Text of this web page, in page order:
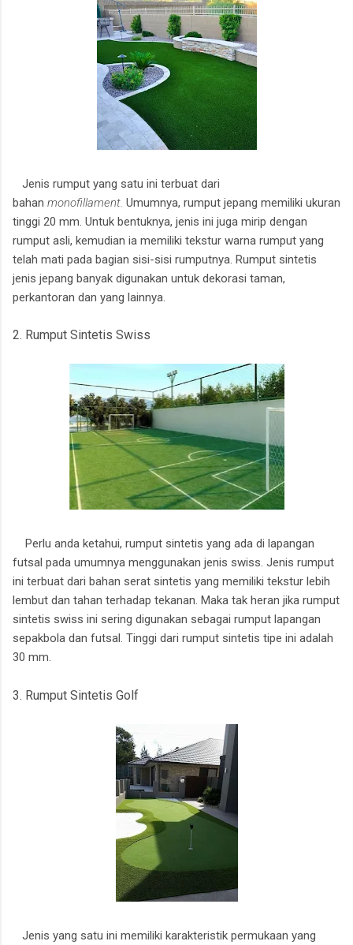
Jenis rumput yang satu ini terbuat dari
bahan monofillament. Umumnya, rumput jepang memiliki ukuran
tinggi 20 mm. Untuk bentuknya, jenis ini juga mirip dengan
rumput asli, kemudian ia memiliki tekstur warna rumput yang
telah mati pada bagian sisi-sisi rumputnya. Rumput sintetis
jenis jepang banyak digunakan untuk dekorasi taman,
perkantoran dan yang lainnya.
2. Rumput Sintetis Swiss
Perlu anda ketahui, rumput sintetis yang ada di lapangan
futsal pada umumnya menggunakan jenis swiss. Jenis rumput
ini terbuat dari bahan serat sintetis yang memiliki tekstur lebih
lembut dan tahan terhadap tekanan. Maka tak heran jika rumput
sintetis swiss ini sering digunakan sebagai rumput lapangan
sepakbola dan futsal. Tinggi dari rumput sintetis tipe ini adalah
30 mm.
3. Rumput Sintetis Golf
Jenis yang satu ini memiliki karakteristik permukaan yang